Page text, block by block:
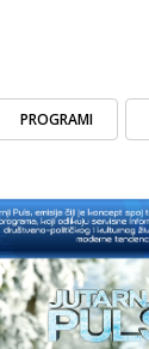
PROGRAMI